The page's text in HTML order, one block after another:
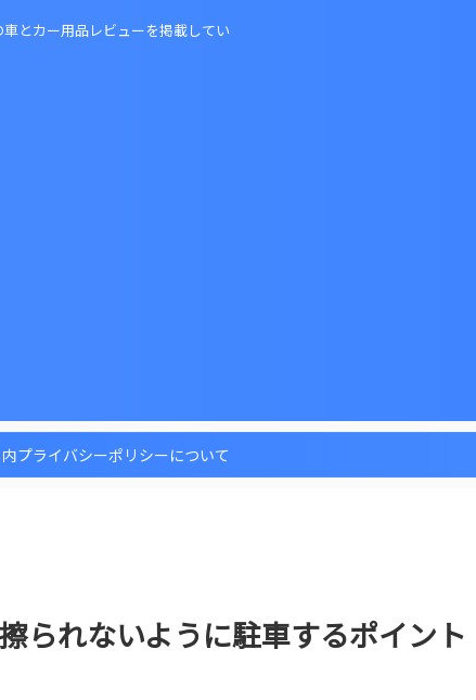
とカー用品レビューを掲載してい
プライバシーポリシーについて
られないように駐車するポイント